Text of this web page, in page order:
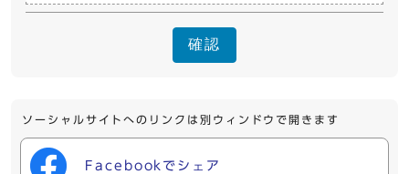
確認
ソーシャルサイトへのリンクは別ウィンドウで開きます
Facebookでシェア